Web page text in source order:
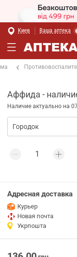
Киев Ваша аптека
Аффида -
Наличие актуально на
Адресная доставка
Курьер
Новая почта
Укрпошта